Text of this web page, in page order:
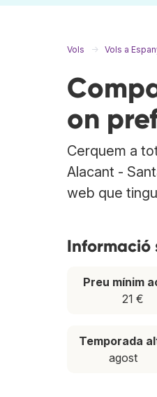
Vols Vols a
on
Cerquem a
Alacant -
web que
Informació
Preu mínim
21 €
Temporada
agost